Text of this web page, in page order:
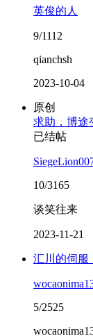
英俊的人
9/1112
qianchsh
2023-10-04
原创
求助，博途
已结帖
10/3165
谈笑往来
2023-11-21
汇川的伺服
5/2525